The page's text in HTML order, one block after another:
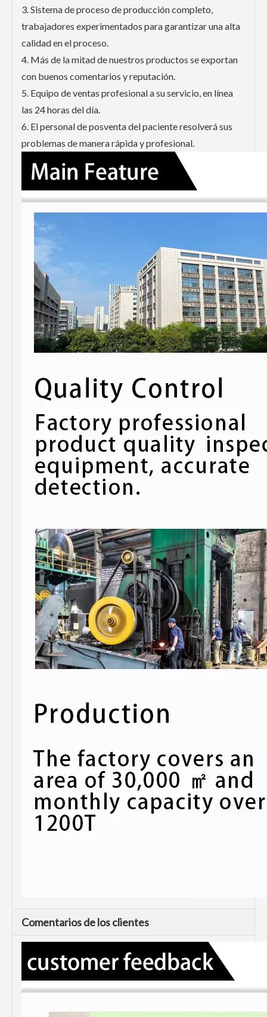
3. Sistema de proceso de producción completo,
trabajadores experimentados para garantizar una alta
calidad en el proceso.
4. Más de la mitad de nuestros productos se exportan
con buenos comentarios y reputación.
5. Equipo de ventas profesional a su servicio, en línea
las 24 horas del día.
6. El personal de posventa del paciente resolverá sus
problemas de manera rápida y profesional.
Comentarios de los clientes